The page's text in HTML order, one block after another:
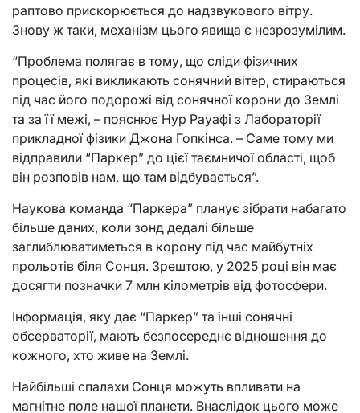
раптово прискорюється до надзвукового вітру.
Знову ж таки, механізм цього явища є незрозумілим.
“Проблема полягає в тому, що сліди фізичних
процесів, які викликають сонячний вітер, стираються
під час його подорожі від сонячної корони до Землі
та за її межі, – пояснює Нур Рауафі з Лабораторії
прикладної фізики Джона Гопкінса. – Саме тому ми
відправили “Паркер” до цієї таємничої області, щоб
він розповів нам, що там відбувається”.
Наукова команда “Паркера” планує зібрати набагато
більше даних, коли зонд дедалі більше
заглиблюватиметься в корону під час майбутніх
прольотів біля Сонця. Зрештою, у 2025 році він має
досягти позначки 7 млн кілометрів від фотосфери.
Інформація, яку дає “Паркер” та інші сонячні
обсерваторії, мають безпосереднє відношення до
кожного, хто живе на Землі.
Найбільші спалахи Сонця можуть впливати на
магнітне поле нашої планети. Внаслідок цього може